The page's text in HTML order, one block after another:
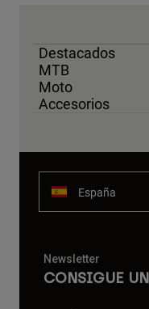
Destacados
MTB
Moto
Accesorios
España
Newsletter
CONSIGUE